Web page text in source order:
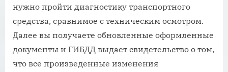
нужно пройти диагностику транспортного
средства, сравнимое с техническим осмотром.
Далее вы получаете обновленные оформленные
документы и ГИБДД выдает свидетельство о том,
что все произведенные изменения